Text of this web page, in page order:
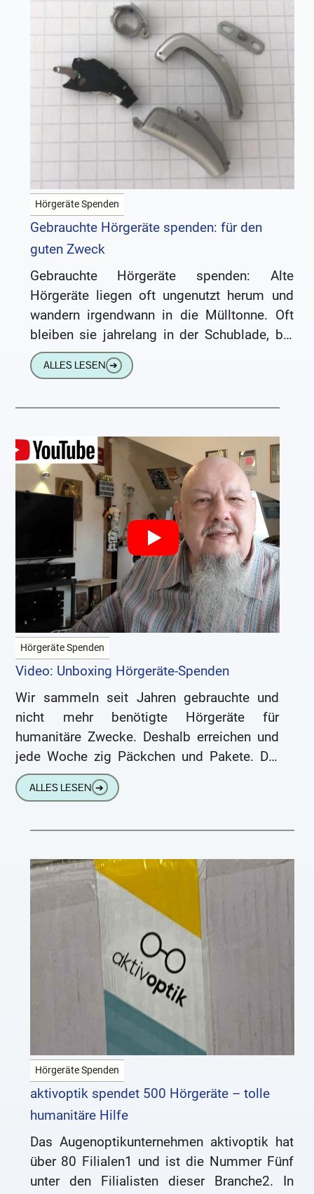
Hörgeräte Spenden
Gebrauchte Hörgeräte spenden: für den
guten Zweck
Gebrauchte Hörgeräte spenden: Alte
Hörgeräte liegen oft ungenutzt herum und
wandern irgendwann in die Mülltonne. Oft
bleiben sie jahrelang in der Schublade, bis
jemand auf die Idee kommt, sie eventuell
ALLES LESEN ➔
Hörgeräte Spenden
Video: Unboxing Hörgeräte-Spenden
Wir sammeln seit Jahren gebrauchte und
nicht mehr benötigte Hörgeräte für
humanitäre Zwecke. Deshalb erreichen und
jede Woche zig Päckchen und Pakete. Die
Leser*innen von Hörgeräte-Info.Net und die
Zuschauer*innen unseres
ALLES LESEN ➔
Hörgeräte Spenden
aktivoptik spendet 500 Hörgeräte – tolle
humanitäre Hilfe
Das Augenoptikunternehmen aktivoptik hat
über 80 Filialen1 und ist die Nummer Fünf
unter den Filialisten dieser Branche2. In